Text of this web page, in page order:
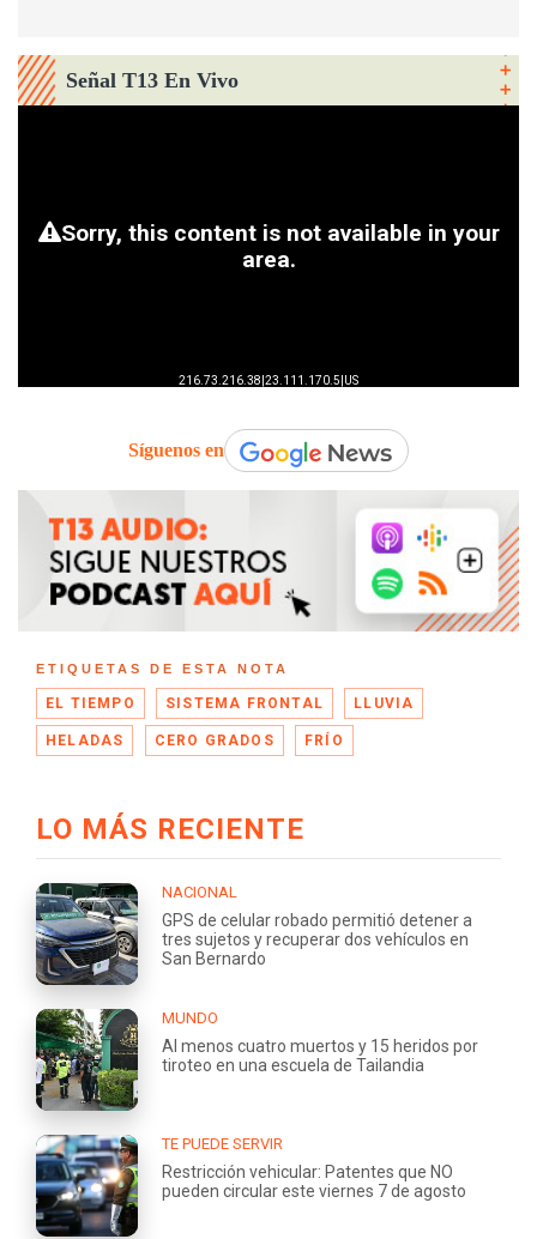
Señal T13 En Vivo
Síguenos en
ETIQUETAS DE ESTA NOTA
EL TIEMPO SISTEMA FRONTAL LLUVIA
HELADAS CERO GRADOS FRÍO
LO MÁS RECIENTE
NACIONAL
GPS de celular robado permitió detener a
tres sujetos y recuperar dos vehículos en
San Bernardo
MUNDO
Al menos cuatro muertos y 15 heridos por
tiroteo en una escuela de Tailandia
TE PUEDE SERVIR
Restricción vehicular: Patentes que NO
pueden circular este viernes 7 de agosto